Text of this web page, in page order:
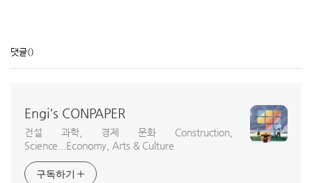
댓글()
Engi's CONPAPER
건설 과학, 경제 문화 Construction,
Science...Economy, Arts & Culture
구독하기